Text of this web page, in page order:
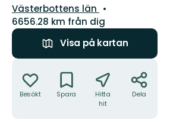
Län:
Västerbottens län
6656.28 km från dig
Visa på kartan
Besökt Spara
Hitta
hit
Dela